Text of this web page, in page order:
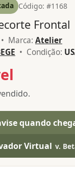
Código: #1168
Frontal
• Marca: Atelier
• Condição:
quando
Virtual v.